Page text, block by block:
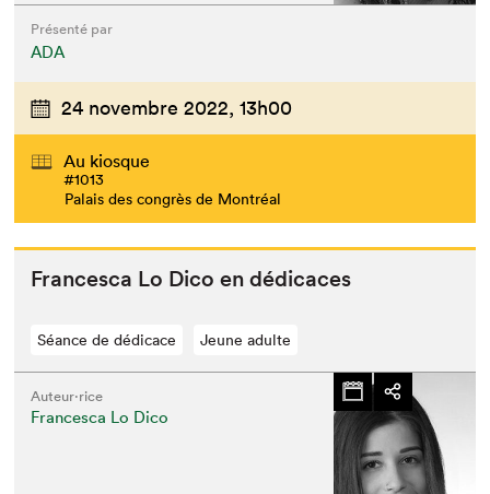
Présenté par
ADA
24 novembre 2022, 13h00
Au kiosque
#1013
Palais des congrès de Montréal
Francesca Lo Dico en dédicaces
Séance de dédicace Jeune adulte
Auteur·rice
Francesca Lo Dico